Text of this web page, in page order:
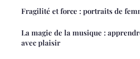
Fragilité et force : portraits de
La magie de la musique :
avec plaisir